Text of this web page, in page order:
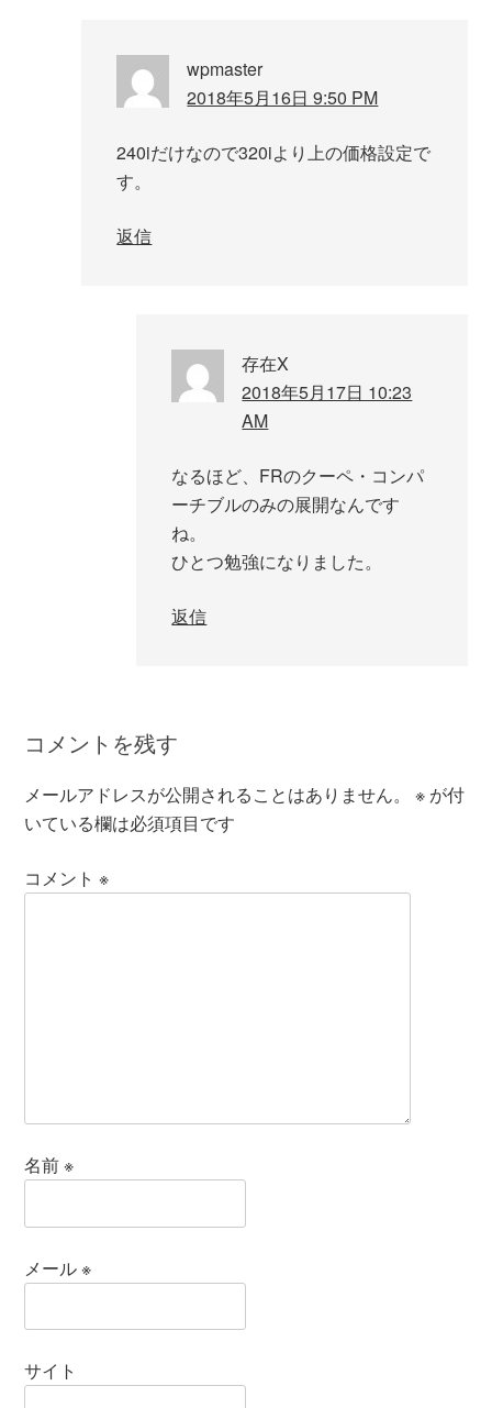
wpmaster
2018年5月16日 9:50 PM
240iだけなので320iより上の価格設定で
す。
返信
存在X
2018年5月17日 10:23
AM
なるほど、FRのクーペ・コンパ
ーチブルのみの展開なんです
ね。
ひとつ勉強になりました。
返信
コメントを残す
メールアドレスが公開されることはありません。 ※ が付
いている欄は必須項目です
コメント※
名前※
メール※
サイト